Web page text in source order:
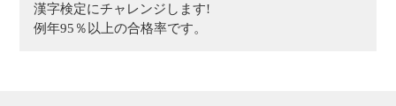
漢字検定にチャレンジします!
例年95％以上の合格率です。